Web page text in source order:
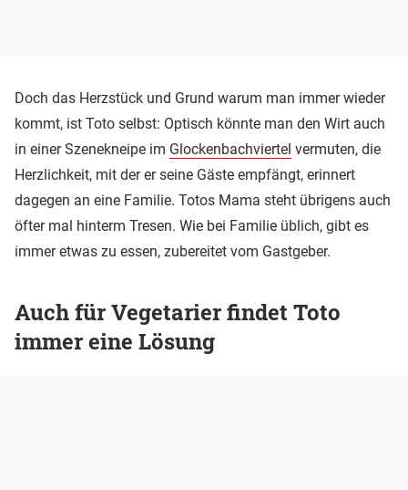
Doch das Herzstück und Grund warum man immer wieder
kommt, ist Toto selbst: Optisch könnte man den Wirt auch
in einer Szenekneipe im Glockenbachviertel vermuten, die
Herzlichkeit, mit der er seine Gäste empfängt, erinnert
dagegen an eine Familie. Totos Mama steht übrigens auch
öfter mal hinterm Tresen. Wie bei Familie üblich, gibt es
immer etwas zu essen, zubereitet vom Gastgeber.
Auch für Vegetarier findet Toto
immer eine Lösung